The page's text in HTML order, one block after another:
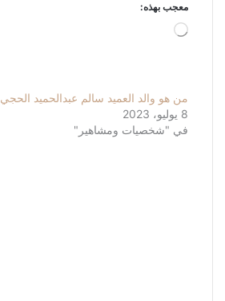
معجب بهذه:
جاري
من هو والد العميد سالم عبدالحميد الحجي
8 يوليو، 2023
في "شخصيات ومشاهير"